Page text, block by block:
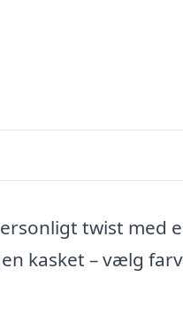
twist med
kasket – vælg